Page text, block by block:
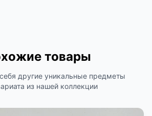
товары
другие уникальные предметы
из нашей коллекции